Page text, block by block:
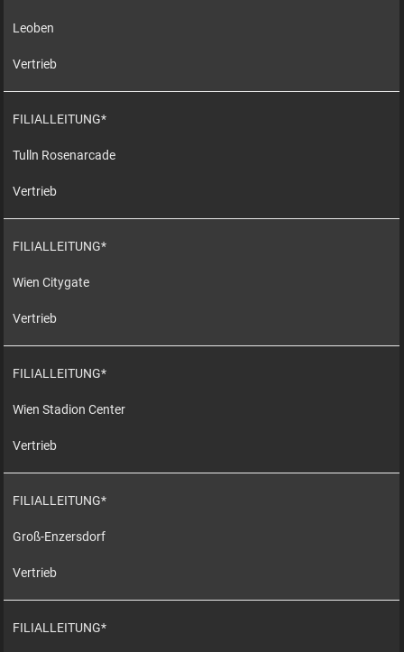
Leoben
Vertrieb
FILIALLEITUNG*
Tulln Rosenarcade
Vertrieb
FILIALLEITUNG*
Wien Citygate
Vertrieb
FILIALLEITUNG*
Wien Stadion Center
Vertrieb
FILIALLEITUNG*
Groß-Enzersdorf
Vertrieb
FILIALLEITUNG*